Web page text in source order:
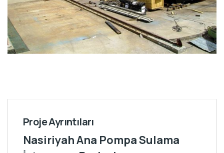
Proje Ayrıntıları
Nasiriyah Ana Pompa Sulama